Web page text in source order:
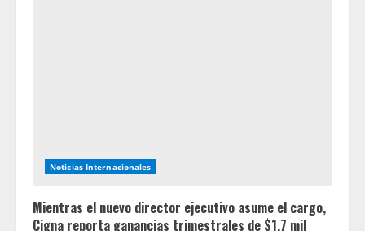
Noticias Internacionales
Mientras el nuevo director ejecutivo asume el cargo,
Cigna reporta ganancias trimestrales de $1.7 mil